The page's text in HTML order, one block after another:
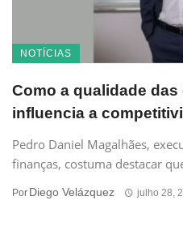
NOTÍCIAS
Como a qualidade
influencia a
Pedro Daniel Magalhães,
finanças, costuma destacar
Por Diego Velázquez julho 28,